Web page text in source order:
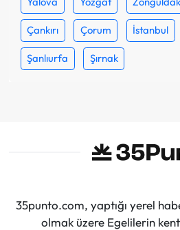
Çankırı Çorum İstanbul
Şanlıurfa Şırnak
35punto.com, yaptığı yerel
olmak üzere Egelilerin